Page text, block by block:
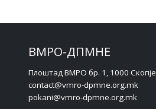
ВМРО-ДПМНЕ
Плоштад ВМРО бр. 1, 1000 Скопје
contact@vmro-dpmne.org.mk
pokani@vmro-dpmne.org.mk